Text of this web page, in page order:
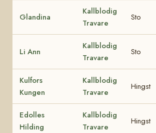
Glandina
Kallblodig
Travare
Sto
Li Ann
Kallblodig
Travare
Sto
Kulfors
Kungen
Kallblodig
Travare
Hingst
Edolles
Hilding
Kallblodig
Travare
Hingst